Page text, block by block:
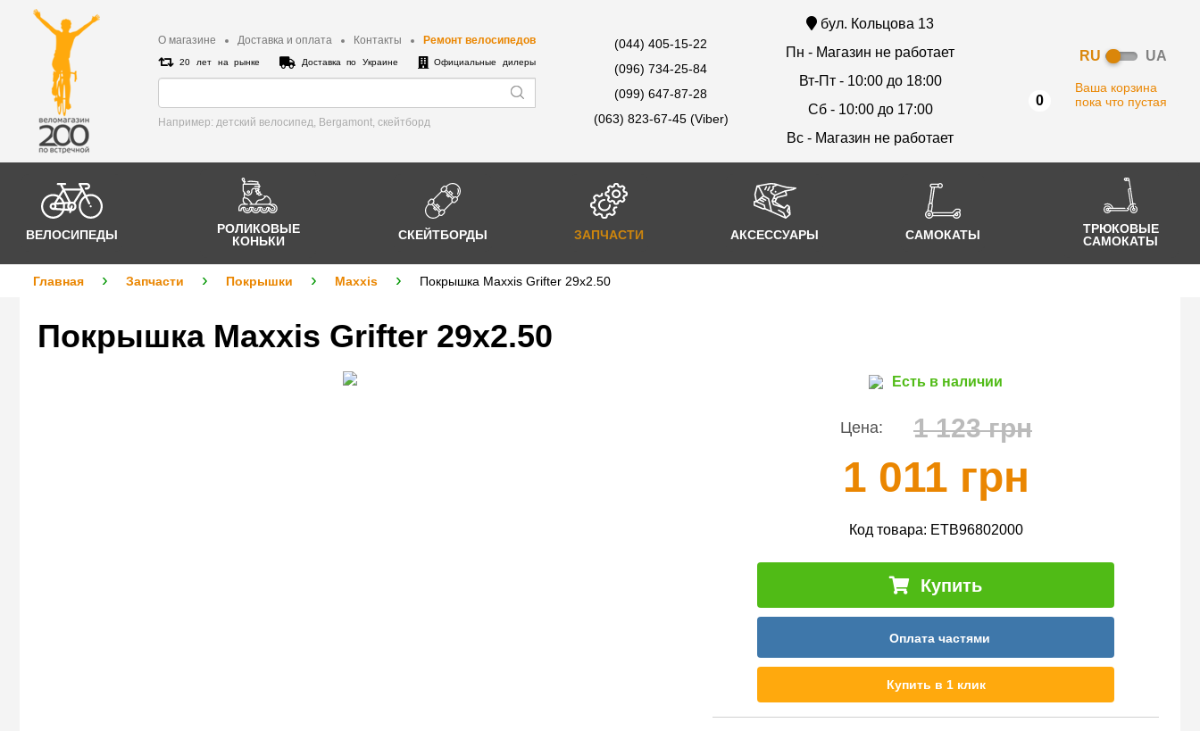
О магазине Доставка и оплата Контакты Ремонт велосипедов
20 лет на рынке Доставка по Украине Официальные дилеры
Например: детский велосипед, Bergamont, cкейтборд
(044) 405-15-22
(096) 734-25-84
(099) 647-87-28
(063) 823-67-45 (Viber)
бул. Кольцова 13
Пн - Магазин не работает
Вт-Пт - 10:00 до 18:00
Сб - 10:00 до 17:00
Вс - Магазин не работает
RU UA
0
Ваша корзина
пока что пустая
ВЕЛОСИПЕДЫ
РОЛИКОВЫЕ
КОНЬКИ
СКЕЙТБОРДЫ ЗАПЧАСТИ АКСЕССУАРЫ САМОКАТЫ
ТРЮКОВЫЕ
САМОКАТЫ
Главная Запчасти Покрышки Maxxis Покрышка Maxxis Grifter 29x2.50
Покрышка Maxxis Grifter 29x2.50
Есть в наличии
Цена: 1 123 грн
1 011 грн
Код товара: ETB96802000
Купить
Оплата частями
Купить в 1 клик